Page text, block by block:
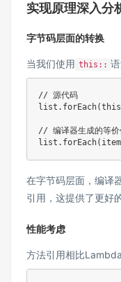
实现原理深入分
字节码层面的转换
当我们使用 this::
// 源代码
list . forEach(this
// 编译器生成的等价
list . forEach( item
在字节码层面，编译
引用，这提供了更好
性能考虑
方法引用相比